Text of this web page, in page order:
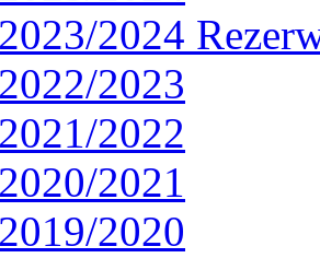
2024
2023
2022
2021
2020